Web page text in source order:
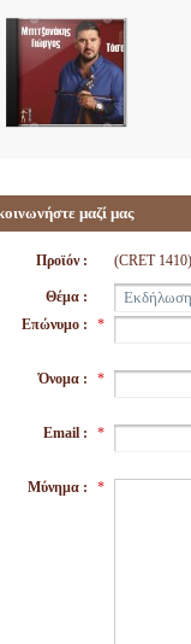
μαζί μας
Προϊόν : (CRET
Θέμα :
Επώνυμο :
*
Όνομα : *
Email : *
Μύνημα : *